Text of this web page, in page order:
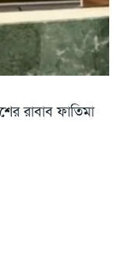
রাবাব ফাতিমা